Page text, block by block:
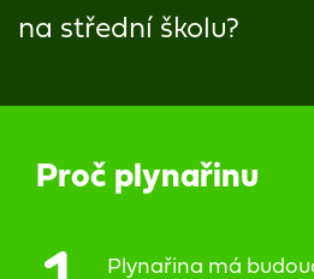
na střední školu?
Proč plynařinu
Plynařina má